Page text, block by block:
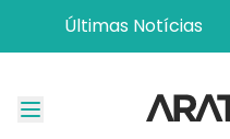
Últimas Notícias